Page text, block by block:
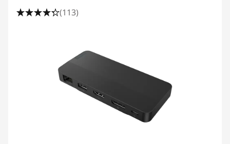
(113)